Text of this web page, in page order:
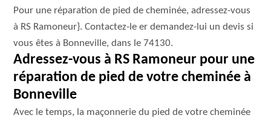
Pour une réparation de pied de cheminée, adressez-vous
à RS Ramoneur}. Contactez-le er demandez-lui un devis si
vous êtes à Bonneville, dans le 74130.
Adressez-vous à RS Ramoneur pour une
réparation de pied de votre cheminée à
Bonneville
Avec le temps, la maçonnerie du pied de votre cheminée